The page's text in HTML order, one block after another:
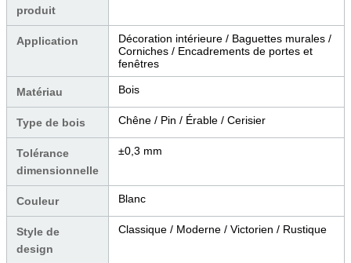
produit
Application
Décoration intérieure / Baguettes murales /
Corniches / Encadrements de portes et
fenêtres
Matériau Bois
Type de bois Chêne / Pin / Érable / Cerisier
Tolérance
dimensionnelle
±0,3 mm
Couleur Blanc
Style de
design
Classique / Moderne / Victorien / Rustique